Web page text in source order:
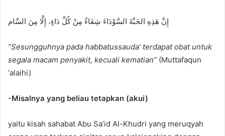
إِنَّ هَذِهِ الحَبَّةَ السَّوْدَاءَ شِفَاءٌ مِنْ كُلِّ دَاءٍ، إِلَّا مِنَ السَّام
”Sesungguhnya pada habbatussauda’ terdapat obat untuk
segala macam penyakit, kecuali kematian” (Muttafaqun
‘alaihi)
-Misalnya yang beliau tetapkan (akui)
yaitu kisah sahabat Abu Sa’id Al-Khudri yang meruqyah